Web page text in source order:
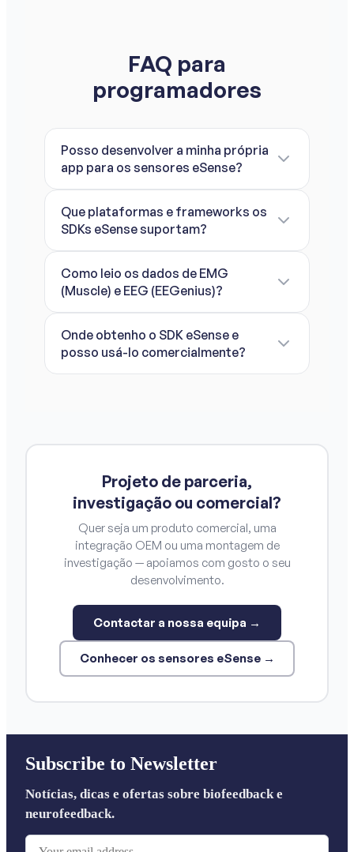
FAQ para
programadores
Posso desenvolver a minha própria
app para os sensores eSense?
Que plataformas e frameworks os
SDKs eSense suportam?
Como leio os dados de EMG
(Muscle) e EEG (EEGenius)?
Onde obtenho o SDK eSense e
posso usá-lo comercialmente?
Projeto de parceria,
investigação ou comercial?
Quer seja um produto comercial, uma
integração OEM ou uma montagem de
investigação — apoiamos com gosto o seu
desenvolvimento.
Contactar a nossa equipa →
Conhecer os sensores eSense →